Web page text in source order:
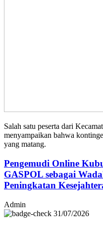
Salah satu peserta dari
menyampaikan bahwa
yang matang.
Pengemudi Online
GASPOL sebagai
Peningkatan
Admin
31/07/2026